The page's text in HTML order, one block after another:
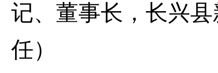
记、董事长，长兴
任）